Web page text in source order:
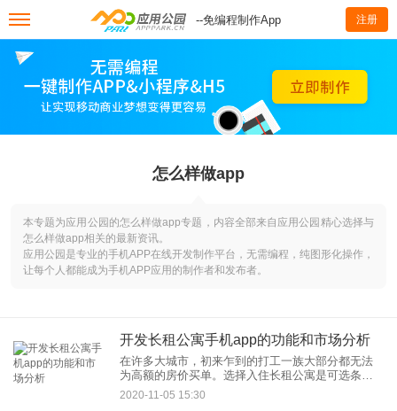
--免编程制作App 注册
怎么样做app
本专题为应用公园的怎么样做app专题，内容全部来自应用公园精心选择与
怎么样做app相关的最新资讯。
应用公园是专业的手机APP在线开发制作平台，无需编程，纯图形化操作，
让每个人都能成为手机APP应用的制作者和发布者。
开发长租公寓手机app的功能和市场分析
在许多大城市，初来乍到的打工一族大部分都无法
为高额的房价买单。选择入住长租公寓是可选条件
中较舒适的一种方式。在互联网思维的引导下，市
场上出现了一款主要服务于城市青年群体的长租公
2020-11-05 15:30